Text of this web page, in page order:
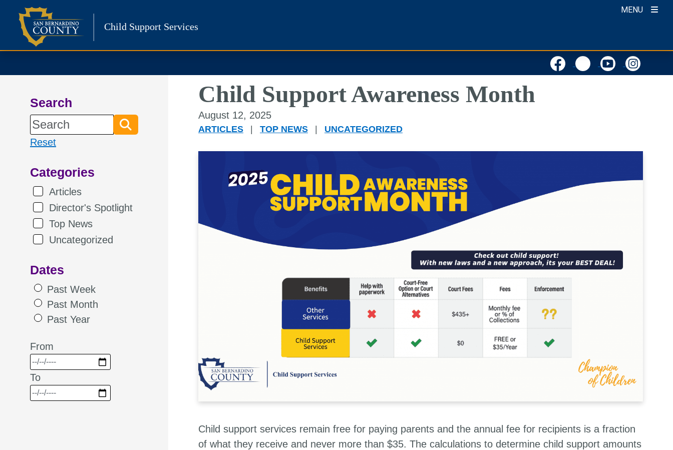
content
MENU
Child Support Services
Search
Reset
Categories
Articles
Director's Spotlight
Top News
Uncategorized
Dates
Past Week
Past Month
Past Year
From
To
Child Support Awareness Month
August 12, 2025
ARTICLES TOP NEWS UNCATEGORIZED
Child support services remain free for paying parents and the annual fee for recipients is a fraction
of what they receive and never more than $35. The calculations to determine child support amounts